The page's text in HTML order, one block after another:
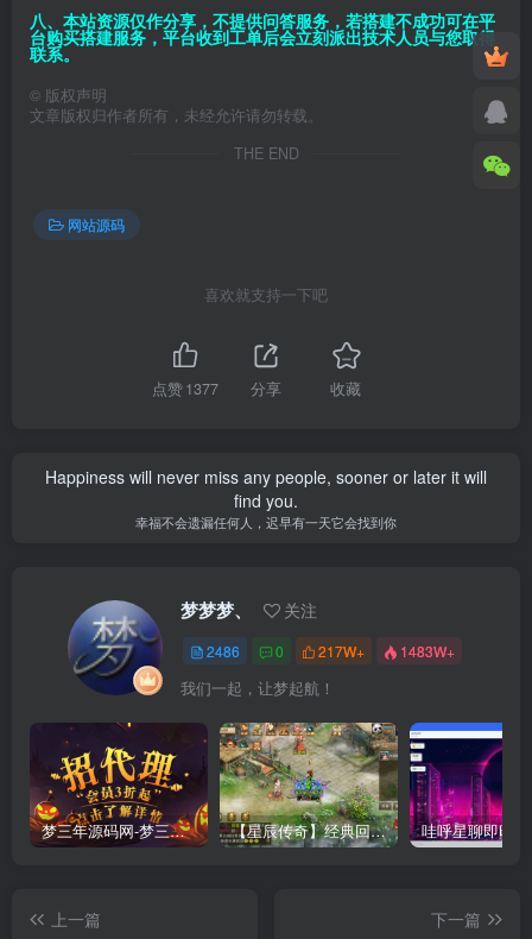
八、本站资源仅作分享，不提供问答服务，若搭建不成功可在平
台购买搭建服务，平台收到工单后会立刻派出技术人员与您取得
联系。
© 版权声明
文章版权归作者所有，未经允许请勿转载。
THE END
网站源码
喜欢就支持一下吧
点赞1377 分享 收藏
Happiness will never miss any people, sooner or later it will
find you.
幸福不会遗漏任何人，迟早有一天它会找到你
梦梦梦、 关注
2486 0 217W+ 1483W+
我们一起，让梦起航！
梦三年源码网-梦三年ym会员代理详情 【星辰传奇】经典回合制手游+安卓端+GM工具+详细搭建教程
上一篇
下一篇